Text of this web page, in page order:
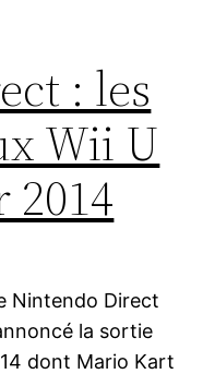
: les
Wii U
Nintendo Direct
la sortie
dont Mario Kart